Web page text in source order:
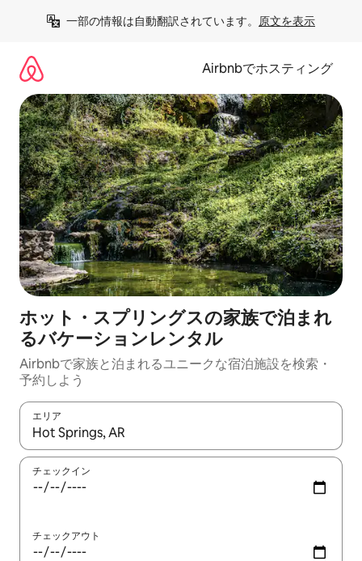
一部の情報は自動翻訳されています。 原文を表示
Airbnbでホスティング
ホット・スプリングスの家族で泊まれ
るバケーションレンタル
Airbnbで家族と泊まれるユニークな宿泊施設を検索・
予約しよう
エリア
検索結果が表示されたら、上下の矢印キーを使って移動するか
チェックイン
チェックアウト